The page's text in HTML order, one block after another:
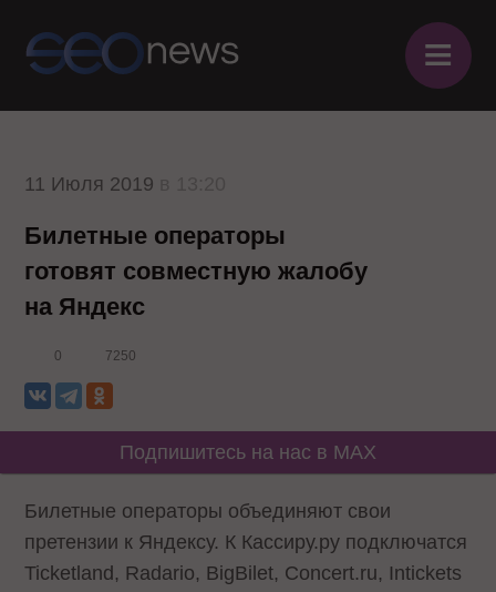
≡
11 Июля 2019
Билетные операторы
готовят совместную жалобу
на Яндекс
0 7250
Подпишитесь на нас в MAX
Билетные операторы объединяют свои
претензии к Яндексу. К Кассиру.ру подключатся
Ticketland, Radario, BigBilet, Concert.ru, Intickets